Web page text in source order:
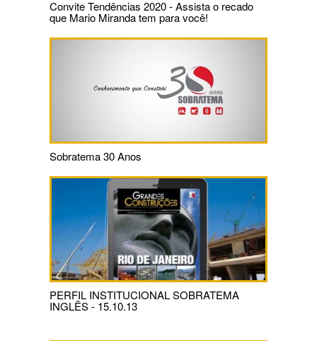
Convite Tendências 2020 - Assista o recado
que Mario Miranda tem para você!
Sobratema 30 Anos
PERFIL INSTITUCIONAL SOBRATEMA
INGLÊS - 15.10.13